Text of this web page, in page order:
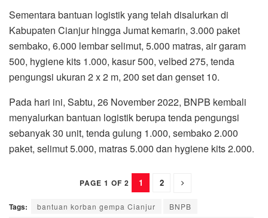
Sementara bantuan logistik yang telah disalurkan di
Kabupaten Cianjur hingga Jumat kemarin, 3.000 paket
sembako, 6.000 lembar selimut, 5.000 matras, air garam
500, hygiene kits 1.000, kasur 500, velbed 275, tenda
pengungsi ukuran 2 x 2 m, 200 set dan genset 10.
Pada hari ini, Sabtu, 26 November 2022, BNPB kembali
menyalurkan bantuan logistik berupa tenda pengungsi
sebanyak 30 unit, tenda gulung 1.000, sembako 2.000
paket, selimut 5.000, matras 5.000 dan hygiene kits 2.000.
PAGE 1 OF 2 1 2
Tags: bantuan korban gempa Cianjur
BNPB